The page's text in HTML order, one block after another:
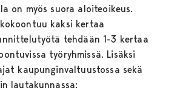
on myös suora aloiteoikeus.
kaksi kertaa
tehdään 1-3 kertaa
työryhmissä. Lisäksi
kaupunginvaltuustossa sekä
lautakunnassa: